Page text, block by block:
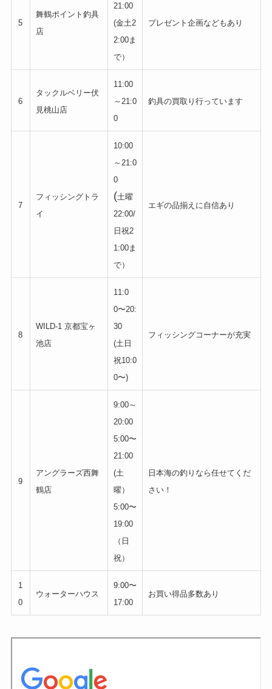
5
舞鶴ポイント釣具
店
21:00
(金土2
2:00ま
で）
プレゼント企画などもあり
6
タックルベリー伏
見桃山店
11:00
～21:0
0
釣具の買取り行っています
7
フィッシングトラ
イ
10:00
～21:0
0
(土曜
22:00/
日祝2
1:00ま
で）
エギの品揃えに自信あり
8
WILD-1 京都宝ヶ
池店
11:0
0〜20:
30
(土日
祝10:0
0〜)
フィッシングコーナーが充実
9
アングラーズ西舞
鶴店
9:00～
20:00
5:00〜
21:00
(土
曜）
5:00〜
19:00
（日
祝）
日本海の釣りなら任せてくだ
さい！
1
0
ウォーターハウス
9:00〜
17:00
お買い得品多数あり